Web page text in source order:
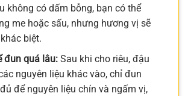
không có dấm bỗng, bạn có thể
me hoặc sấu, nhưng hương vị sẽ
biệt.
đun quá lâu:Sau khi cho riêu, đậu
nguyên liệu khác vào, chỉ đun
để nguyên liệu chín và ngấm vị,